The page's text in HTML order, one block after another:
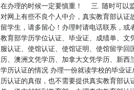
在办理的时候一定要慎重！ 三. 随时可以
对网上有些不良个人中介，真实教育部认
留学生，请多留心！办理时请电话联系，或
教育部学历学位认证、毕业证、成绩单、
服认证、使馆认证、使馆证明、使馆留学
历、澳洲文凭学历、加拿大文凭学历、新
学历认证的情况 办理一份就读学校的毕业
历认证的真假，也不需要提供真实教育部